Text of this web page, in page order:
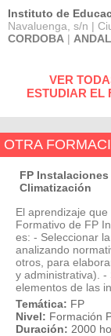
Instituto de
Navaluenga, s/n |
CORDOBA |
VER
ESTUDIAR EL
OTRA
FP
Climatización
El aprendizaje
Formativo de FP
es: - Seleccionar
analizando
otros, para
y administrativa). -
elementos de las
Temática: FP
Nivel: Formación
Duración: 2000